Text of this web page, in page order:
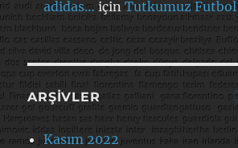
adidas… içinTutkumuz Futbol
ARŞIVLER
Kasım 2022